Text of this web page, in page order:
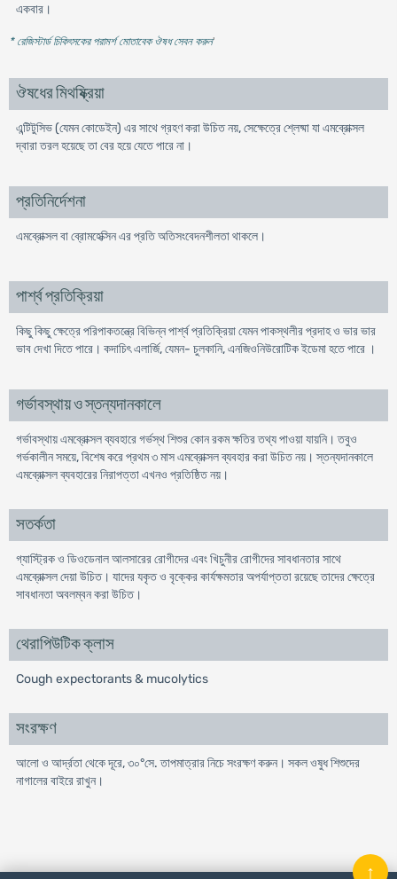
একবার।
* রেজিস্টার্ড চিকিৎসকের পরামর্শ মোতাবেক ঔষধ সেবন করুন'
ঔষধের মিথষ্ক্রিয়া
এন্টিটুসিভ (যেমন কোডেইন) এর সাথে গ্রহণ করা উচিত নয়, সেক্ষেত্রে শ্লেষ্মা যা এমব্রোক্সল
দ্বারা তরল হয়েছে তা বের হয়ে যেতে পারে না।
প্রতিনির্দেশনা
এমব্রোক্সল বা ব্রোমহেক্সিন এর প্রতি অতিসংবেদনশীলতা থাকলে।
পার্শ্ব প্রতিক্রিয়া
কিছু কিছু ক্ষেত্রে পরিপাকতন্ত্রে বিভিন্ন পার্শ্ব প্রতিক্রিয়া যেমন পাকস্থলীর প্রদাহ ও ভার ভার
ভাব দেখা দিতে পারে। কদাচিৎ এলার্জি, যেমন- চুলকানি, এনজিওনিউরোটিক ইডেমা হতে পারে ।
গর্ভাবস্থায় ও স্তন্যদানকালে
গর্ভাবস্থায় এমব্রোক্সল ব্যবহারে গর্ভস্থ শিশুর কোন রকম ক্ষতির তথ্য পাওয়া যায়নি। তবুও
গর্ভকালীন সময়ে, বিশেষ করে প্রথম ৩ মাস এমব্রোক্সল ব্যবহার করা উচিত নয়। স্তন্যদানকালে
এমব্রোক্সল ব্যবহারের নিরাপত্তা এখনও প্রতিষ্ঠিত নয়।
সতর্কতা
গ্যাস্ট্রিক ও ডিওডেনাল আলসারের রোগীদের এবং খিচুনীর রোগীদের সাবধানতার সাথে
এমব্রোক্সল দেয়া উচিত। যাদের যকৃত ও বৃক্কের কার্যক্ষমতার অপর্যাপ্ততা রয়েছে তাদের ক্ষেত্রে
সাবধানতা অবলম্বন করা উচিত।
থেরাপিউটিক ক্লাস
Cough expectorants & mucolytics
সংরক্ষণ
আলো ও আর্দ্রতা থেকে দূরে, ৩০°সে. তাপমাত্রার নিচে সংরক্ষণ করুন। সকল ওষুধ শিশুদের
নাগালের বাইরে রাখুন।
↑